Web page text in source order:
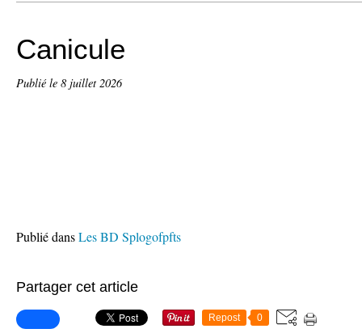
Canicule
Publié le 8 juillet 2026
Publié dansLes BD Splogofpfts
Partager cet article
Repost 0